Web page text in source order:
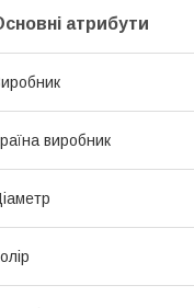
атрибути
виробник